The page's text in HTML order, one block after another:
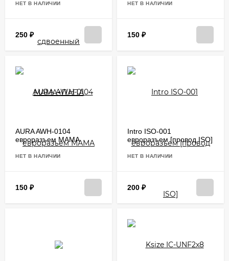
НЕТ В НАЛИЧИИ
250 ₽
НЕТ В НАЛИЧИИ
150 ₽
AURA AWH-0104
евроразъем МАМА
НЕТ В НАЛИЧИИ
150 ₽
Intro ISO-001
евроразъем [провод ISO]
НЕТ В НАЛИЧИИ
200 ₽